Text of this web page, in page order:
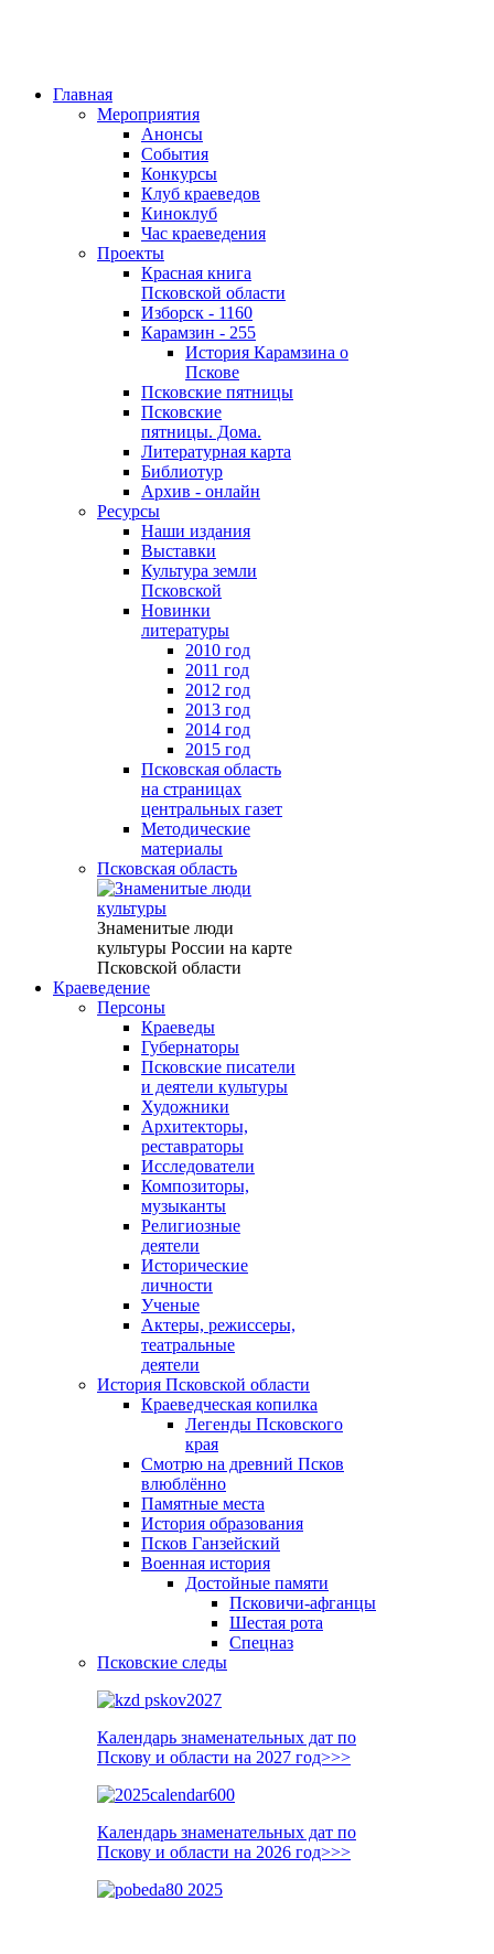
Главная
Мероприятия
Анонсы
События
Конкурсы
Клуб краеведов
Киноклуб
Час краеведения
Проекты
Красная книга
Псковской области
Изборск - 1160
Карамзин - 255
История Карамзина о
Пскове
Псковские пятницы
Псковские
пятницы. Дома.
Литературная карта
Библиотур
Архив - онлайн
Ресурсы
Наши издания
Выставки
Культура земли
Псковской
Новинки
литературы
2010 год
2011 год
2012 год
2013 год
2014 год
2015 год
Псковская область
на страницах
центральных газет
Методические
материалы
Псковская область
Знаменитые люди
культуры России на карте
Псковской области
Краеведение
Персоны
Краеведы
Губернаторы
Псковские писатели
и деятели культуры
Художники
Архитекторы,
реставраторы
Исследователи
Композиторы,
музыканты
Религиозные
деятели
Исторические
личности
Ученые
Актеры, режиссеры,
театральные
деятели
История Псковской области
Краеведческая копилка
Легенды Псковского
края
Смотрю на древний Псков
влюблённо
Памятные места
История образования
Псков Ганзейский
Военная история
Достойные памяти
Псковичи-афганцы
Шестая рота
Спецназ
Псковские следы
Календарь знаменательных дат по
Пскову и области на 2027 год>>>
Календарь знаменательных дат по
Пскову и области на 2026 год>>>